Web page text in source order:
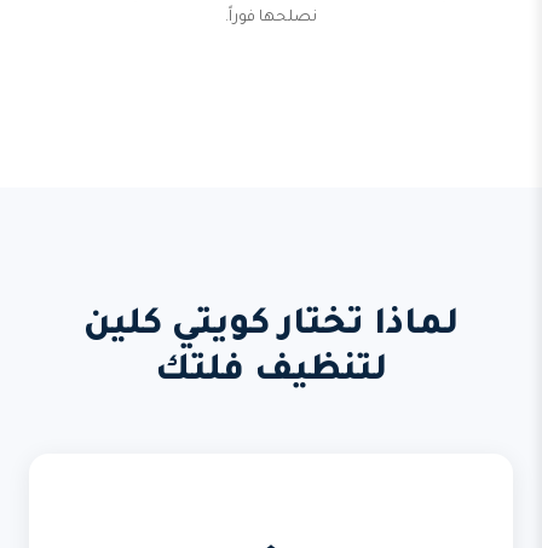
نصلحها فوراً.
لماذا تختار كويتي كلين
لتنظيف فلتك